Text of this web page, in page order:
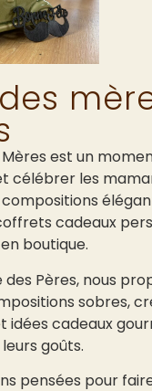
Mères est un
célébrer les
cadeaux
boutique.
des Pères, nous
sobres,
idées cadeaux
goûts.
pensées pour